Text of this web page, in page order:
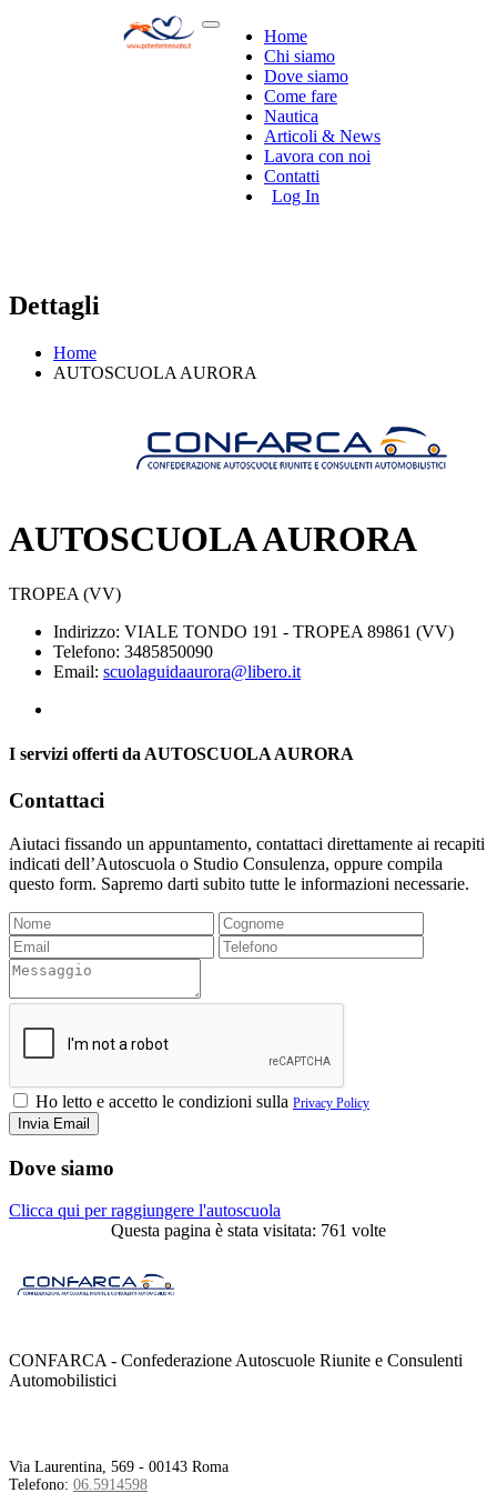
Home
Chi siamo
Dove siamo
Come fare
Nautica
Articoli & News
Lavora con noi
Contatti
Log In
Dettagli
Home
AUTOSCUOLA AURORA
AUTOSCUOLA AURORA
TROPEA (VV)
Indirizzo: VIALE TONDO 191 - TROPEA 89861 (VV)
Telefono: 3485850090
Email: scuolaguidaaurora@libero.it
I servizi offerti da AUTOSCUOLA AURORA
Contattaci
Aiutaci fissando un appuntamento, contattaci direttamente ai recapiti
indicati dell’Autoscuola o Studio Consulenza, oppure compila
questo form. Sapremo darti subito tutte le informazioni necessarie.
Ho letto e accetto le condizioni sulla Privacy Policy
Dove siamo
Clicca qui per raggiungere l'autoscuola
Questa pagina è stata visitata: 761 volte
CONFARCA - Confederazione Autoscuole Riunite e Consulenti
Automobilistici
Via Laurentina, 569 - 00143 Roma
Telefono: 06.5914598